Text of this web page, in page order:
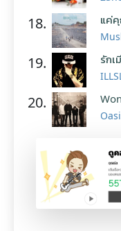
18. แค่
19. รักเ
20.